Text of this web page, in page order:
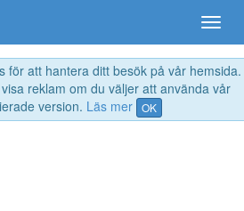
för att hantera ditt besök på vår hemsida.
reklam om du väljer att använda vår
version. Läs mer OK